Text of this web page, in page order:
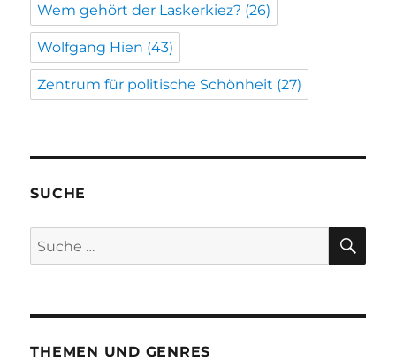
Wem gehört der Laskerkiez? (26)
Wolfgang Hien (43)
Zentrum für politische Schönheit (27)
SUCHE
Suche
nach:
THEMEN UND GENRES